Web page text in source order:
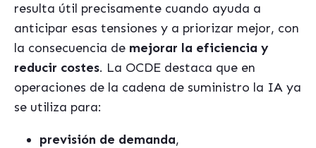
resulta útil precisamente cuando ayuda a
anticipar esas tensiones y a priorizar mejor, con
la consecuencia de mejorar la eficiencia y
reducir costes. La OCDE destaca que en
operaciones de la cadena de suministro la IA ya
se utiliza para:
previsión de demanda,